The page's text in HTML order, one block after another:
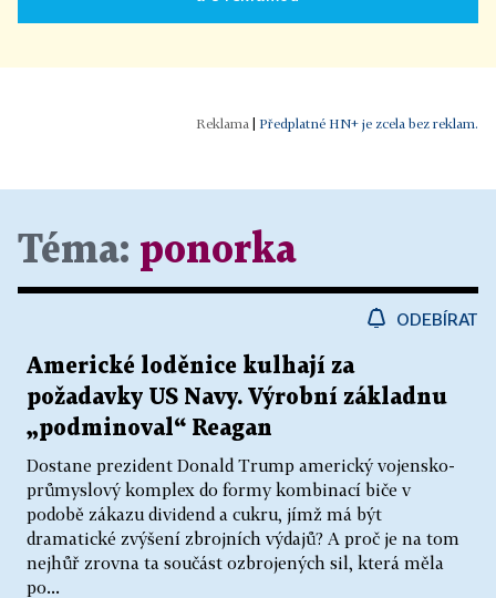
| Předplatné HN+ je zcela bez reklam.
Téma: ponorka
ODEBÍRAT
Americké loděnice kulhají za
požadavky US Navy. Výrobní základnu
„podminoval“ Reagan
Dostane prezident Donald Trump americký vojensko-
průmyslový komplex do formy kombinací biče v
podobě zákazu dividend a cukru, jímž má být
dramatické zvýšení zbrojních výdajů? A proč je na tom
nejhůř zrovna ta součást ozbrojených sil, která měla
po...